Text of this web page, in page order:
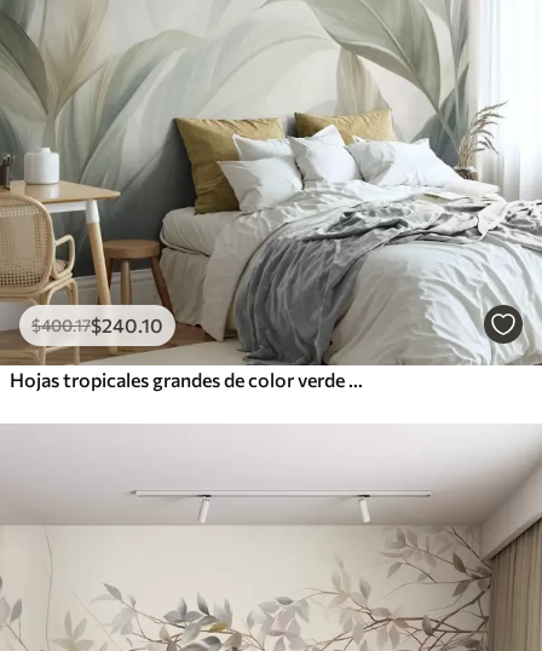
$400.17$240 .10